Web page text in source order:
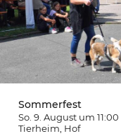
Sommerfest
So. 9. August um 11:00
Tierheim , Hof